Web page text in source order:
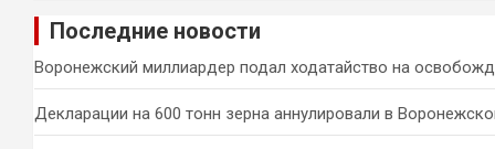
Последние новости
Воронежский миллиардер подал ходатайство на
Декларации на 600 тонн зерна аннулировали в